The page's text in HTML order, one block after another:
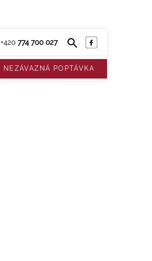
+420 774 700 027
NEZÁVAZNÁ POPTÁVKA